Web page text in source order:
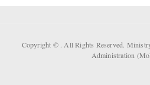
Copyright © . All Rights Reserved.
Administration